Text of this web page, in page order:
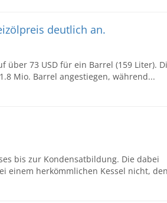
deutlich an.
über 73 USD für ein Barrel (159 Liter).
Mio. Barrel angestiegen, während...
bis zur Kondensatbildung. Die dabei
einem herkömmlichen Kessel nicht,